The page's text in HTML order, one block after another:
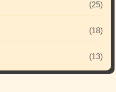
(25)
(18)
(13)